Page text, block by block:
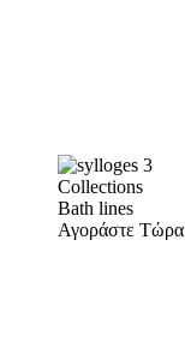
Collections
Bath lines
Αγοράστε Τώρα